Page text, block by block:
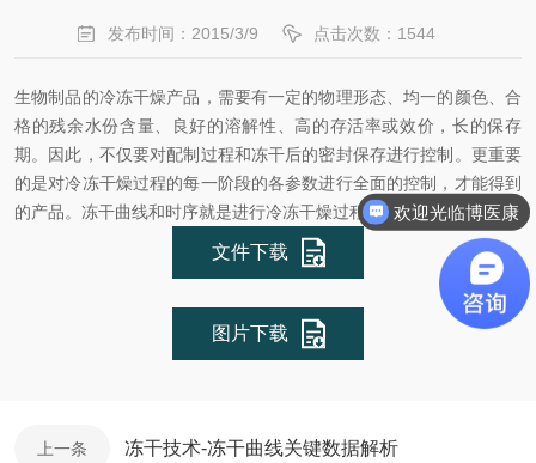
发布时间：2015/3/9 点击次数：1544
生物制品的冷冻干燥产品，需要有一定的物理形态、均一的颜色、合
格的残余水份含量、良好的溶解性、高的存活率或效价，长的保存
期。因此，不仅要对配制过程和冻干后的密封保存进行控制。更重要
的是对冷冻干燥过程的每一阶段的各参数进行全面的控制，才能得到
的产品。冻干曲线和时序就是进行冷冻干燥过程控制的基本依据。
文件下载
图片下载
上一条 冻干技术-冻干曲线关键数据解析
欢迎光临博医康